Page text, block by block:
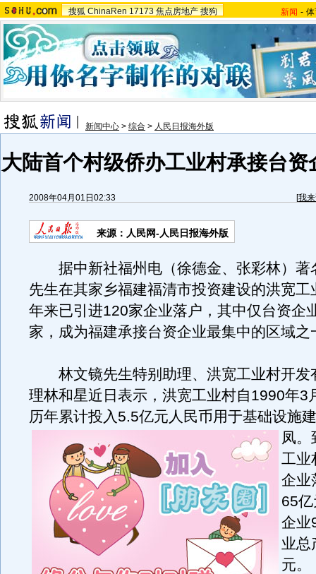
搜狐 ChinaRen 17173 焦点房地产 搜狗 新闻 -
新闻中心 > 综合 > 人民日报海外版
大陆首个村级侨办工业村承接台资
2008年04月01日02:33 [我
来源：人民网-人民日报海外版
据中新社福州电（徐德金、张彩林）著
先生在其家乡福建福清市投资建设的洪宽工
年来已引进120家企业落户，其中仅台资企
家，成为福建承接台资企业最集中的区域之
林文镜先生特别助理、洪宽工业村开发
理林和星近日表示，洪宽工业村自1990年3
历年累计投入5.5亿元人民币用于基础设施
凤。
工业
企业
65
企业
业总
元。